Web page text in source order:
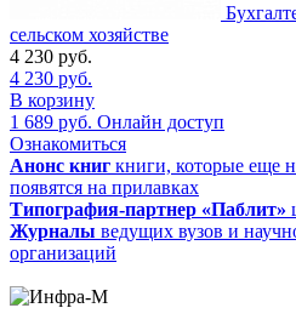
сельском хозяйстве
4 230 руб.
4 230 руб.
В корзину
1 689 руб. Онлайн доступ
Ознакомиться
Анонс книг книги, которые еще
появятся на прилавках
Типография-партнер «Паблит»
Журналы ведущих вузов и
организаций